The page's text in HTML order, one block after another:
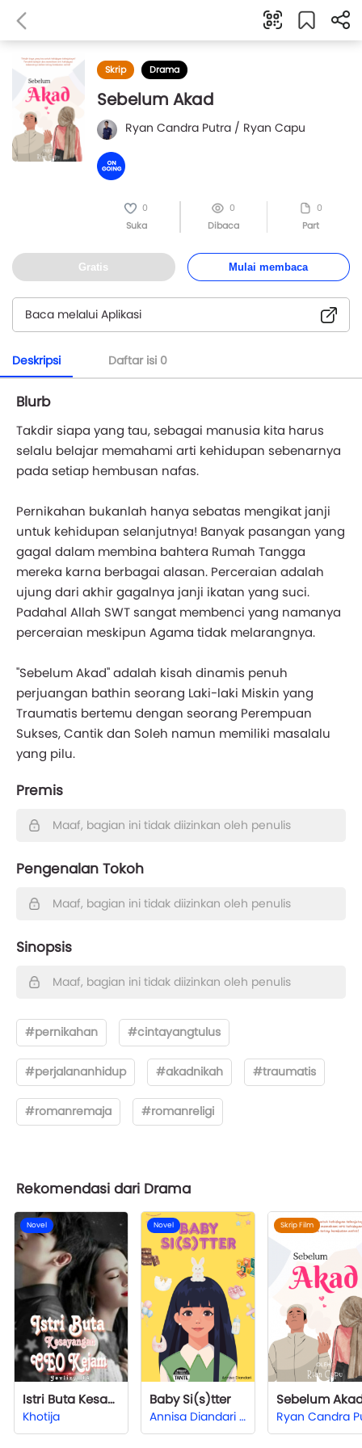
Skrip Drama
Sebelum Akad
Ryan Candra Putra / Ryan Capu
0
Suka
0
Dibaca
0
Part
Gratis Mulai membaca
Baca melalui Aplikasi
Deskripsi Daftar isi 0
Blurb
Takdir siapa yang tau, sebagai manusia kita harus
selalu belajar memahami arti kehidupan sebenarnya
pada setiap hembusan nafas.
Pernikahan bukanlah hanya sebatas mengikat janji
untuk kehidupan selanjutnya! Banyak pasangan yang
gagal dalam membina bahtera Rumah Tangga
mereka karna berbagai alasan. Perceraian adalah
ujung dari akhir gagalnya janji ikatan yang suci.
Padahal Allah SWT sangat membenci yang namanya
perceraian meskipun Agama tidak melarangnya.
"Sebelum Akad" adalah kisah dinamis penuh
perjuangan bathin seorang Laki-laki Miskin yang
Traumatis bertemu dengan seorang Perempuan
Sukses, Cantik dan Soleh namun memiliki masalalu
yang pilu.
Premis
Maaf, bagian ini tidak diizinkan oleh penulis
Pengenalan Tokoh
Maaf, bagian ini tidak diizinkan oleh penulis
Sinopsis
Maaf, bagian ini tidak diizinkan oleh penulis
#pernikahan #cintayangtulus
#perjalananhidup #akadnikah #traumatis
#romanremaja #romanreligi
Rekomendasi dari Drama
Novel
Istri Buta Kesayangan CEO Kejam
Khotija
Novel
Baby Si(s)tter
Annisa Diandari Putri
Skrip Film
Sebelum